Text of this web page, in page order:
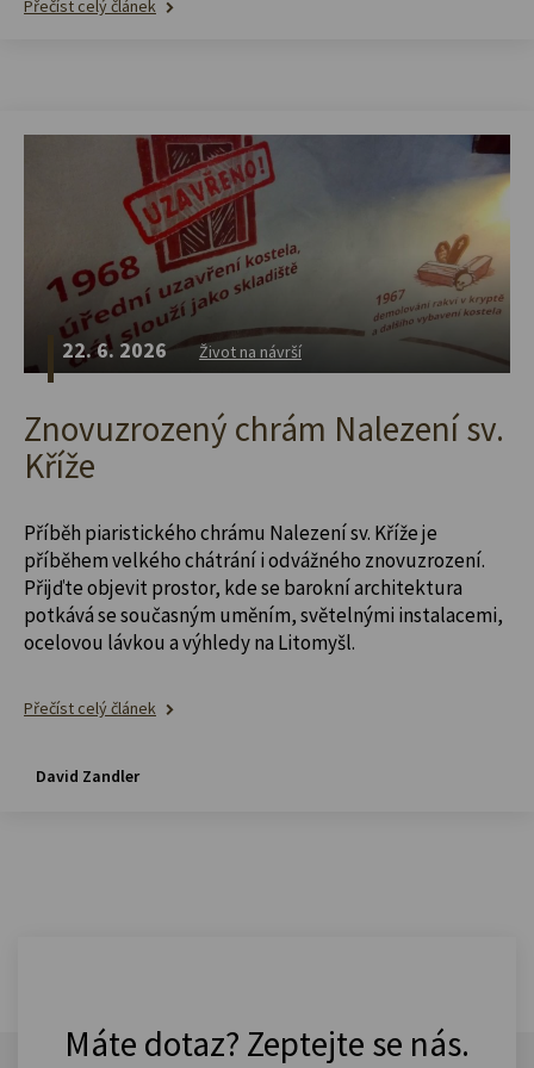
Přečíst celý článek
22. 6. 2026 Život na návrší
Znovuzrozený chrám Nalezení sv.
Kříže
Příběh piaristického chrámu Nalezení sv. Kříže je
příběhem velkého chátrání i odvážného znovuzrození.
Přijďte objevit prostor, kde se barokní architektura
potkává se současným uměním, světelnými instalacemi,
ocelovou lávkou a výhledy na Litomyšl.
Přečíst celý článek
David Zandler
Máte dotaz? Zeptejte se nás.